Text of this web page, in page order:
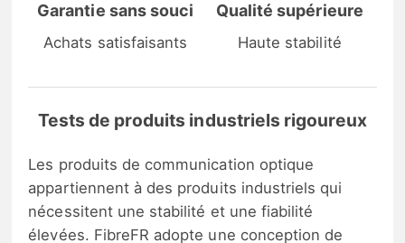
Garantie sans souci
Achats satisfaisants
Qualité supérieure
Haute stabilité
Tests de produits industriels rigoureux
Les produits de communication optique
appartiennent à des produits industriels qui
nécessitent une stabilité et une fiabilité
élevées. FibreFR adopte une conception de